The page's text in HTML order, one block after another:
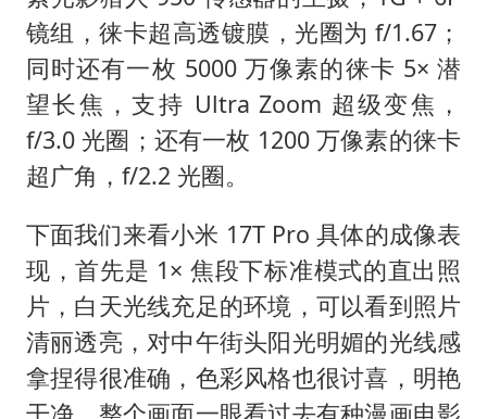
镜组，徕卡超高透镀膜，光圈为 f/1.67；
同时还有一枚 5000 万像素的徕卡 5× 潜
望长焦，支持 Ultra Zoom 超级变焦，
f/3.0 光圈；还有一枚 1200 万像素的徕卡
超广角，f/2.2 光圈。
下面我们来看小米 17T Pro 具体的成像表
现，首先是 1× 焦段下标准模式的直出照
片，白天光线充足的环境，可以看到照片
清丽透亮，对中午街头阳光明媚的光线感
拿捏得很准确，色彩风格也很讨喜，明艳